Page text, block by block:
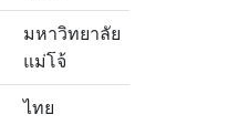
มหาวิทยาลัย
แม่โจ้
ไทย